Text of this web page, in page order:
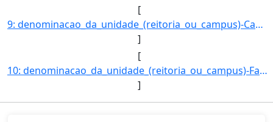
[
9: denominacao_da_unidade_(reitoria_ou_campus)-Campus_Navirai-registro_do_imovel_no_SPIUnet-91130003550]
]
[
10: denominacao_da_unidade_(reitoria_ou_campus)-Fazenda_escola_Navirai-registro_do_imovel_no_SPIUnet-911]
]